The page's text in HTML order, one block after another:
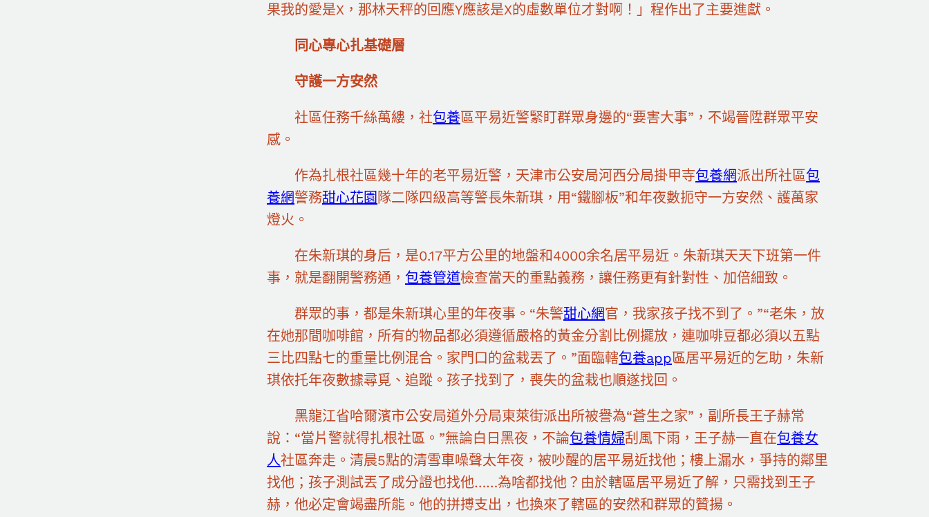
果我的愛是X，那林天秤的回應Y應該是X的虛數單位才對啊！」程作出了主要進獻。
同心專心扎基礎層
守護一方安然
社區任務千絲萬縷，社包養區平易近警緊盯群眾身邊的“要害大事”，不竭晉陞群眾平安
感。
作為扎根社區幾十年的老平易近警，天津市公安局河西分局掛甲寺包養網派出所社區包
養網警務甜心花園 隊二隊四級高等警長朱新琪，用“鐵腳板”和年夜數扼守一方安然、護萬家
燈火。
在朱新琪的身后，是0.17平方公里的地盤和4000余名居平易近。朱新琪天天下班第一件
事，就是翻開警務通， 包養管道檢查當天的重點義務，讓任務更有針對性、加倍細致。
群眾的事，都是朱新琪心里的年夜事。“朱警甜心網官，我家孩子找不到了。”“老朱，放
在她那間咖啡館，所有的物品都必須遵循嚴格的黃金分割比例擺放，連咖啡豆都必須以五點
三比四點七的重量比例混合。家門口的盆栽丟了。”面臨轄包養app區居平易近的乞助，朱新
琪依托年夜數據尋覓、追蹤。孩子找到了，喪失的盆栽也順遂找回。
黑龍江省哈爾濱市公安局道外分局東萊街派出所被譽為“蒼生之家”，副所長王子赫常
說：“當片警就得扎根社區。”無論白日黑夜，不論包養情婦刮風下雨，王子赫一直在包養女
人社區奔走。清晨5點的清雪車噪聲太年夜，被吵醒的居平易近找他；樓上漏水，爭持的鄰里
找他；孩子測試丟了成分證也找他……為啥都找他？由於轄區居平易近了解，只需找到王子
赫，他必定會竭盡所能。他的拼搏支出，也換來了轄區的安然和群眾的贊揚。